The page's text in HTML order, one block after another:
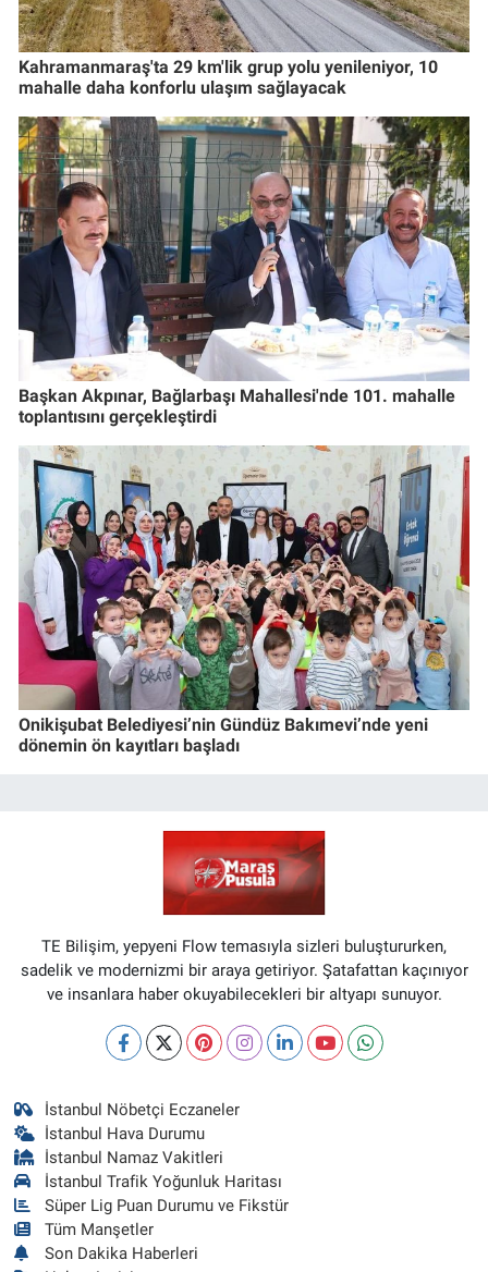
Kahramanmaraş'ta 29 km'lik grup yolu yenileniyor, 10
mahalle daha konforlu ulaşım sağlayacak
Başkan Akpınar, Bağlarbaşı Mahallesi'nde 101. mahalle
toplantısını gerçekleştirdi
Onikişubat Belediyesi’nin Gündüz Bakımevi’nde yeni
dönemin ön kayıtları başladı
TE Bilişim, yepyeni Flow temasıyla sizleri buluştururken,
sadelik ve modernizmi bir araya getiriyor. Şatafattan kaçınıyor
ve insanlara haber okuyabilecekleri bir altyapı sunuyor.
İstanbul Nöbetçi Eczaneler
İstanbul Hava Durumu
İstanbul Namaz Vakitleri
İstanbul Trafik Yoğunluk Haritası
Süper Lig Puan Durumu ve Fikstür
Tüm Manşetler
Son Dakika Haberleri